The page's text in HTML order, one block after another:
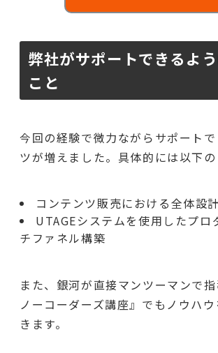
弊社がサポートできるよ
こと
今回の経験で微力ながらサポート
ツが増えました。具体的には以下の
コンテンツ販売における全体設計
UTAGEシステムを使用したプロ
チファネル構築
また、銀河が直接マンツーマンで
ノーコーダーズ講座』でもノウハ
きます。